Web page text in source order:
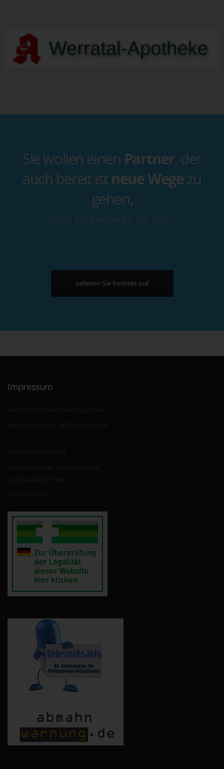
Sie wollen einen Partner, der
auch bereit ist neue Wegezu
gehen,
dann kontaktieren Sie uns…
nehmen Sie Kontakt auf
Impressum